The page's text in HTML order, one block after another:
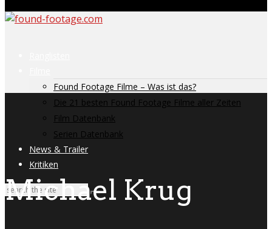
Found Footage Filme – Was ist das?
Die 21 besten Found Footage Filme aller Zeiten
Film Datenbank
Serien Datenbank
News & Trailer
Kritiken
Michael Krug